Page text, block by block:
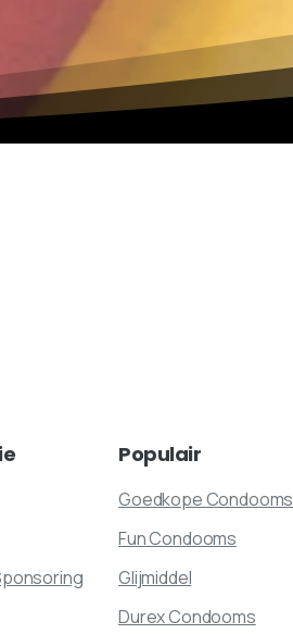
Populair
Goedkope Condooms
Fun Condooms
Glijmiddel
Durex Condooms